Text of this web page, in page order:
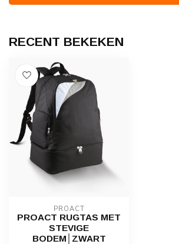
RECENT BEKEKEN
PROACT
PROACT RUGTAS MET
STEVIGE
BODEM│ZWART